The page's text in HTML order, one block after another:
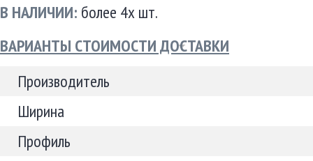
В НАЛИЧИИ: более 4х шт.
ВАРИАНТЫ СТОИМОСТИ ДОСТАВКИ
Производитель
Ширина
Профиль